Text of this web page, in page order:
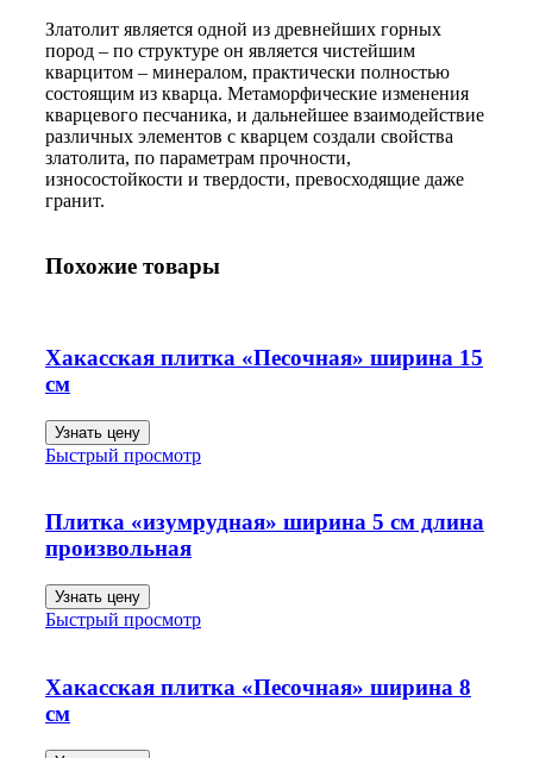
Златолит является одной из древнейших горных
пород – по структуре он является чистейшим
кварцитом – минералом, практически полностью
состоящим из кварца. Метаморфические изменения
кварцевого песчаника, и дальнейшее взаимодействие
различных элементов с кварцем создали свойства
златолита, по параметрам прочности,
износостойкости и твердости, превосходящие даже
гранит.
Похожие товары
Хакасская плитка «Песочная» ширина 15
см
Узнать цену
Быстрый просмотр
Плитка «изумрудная» ширина 5 см длина
произвольная
Узнать цену
Быстрый просмотр
Хакасская плитка «Песочная» ширина 8
см